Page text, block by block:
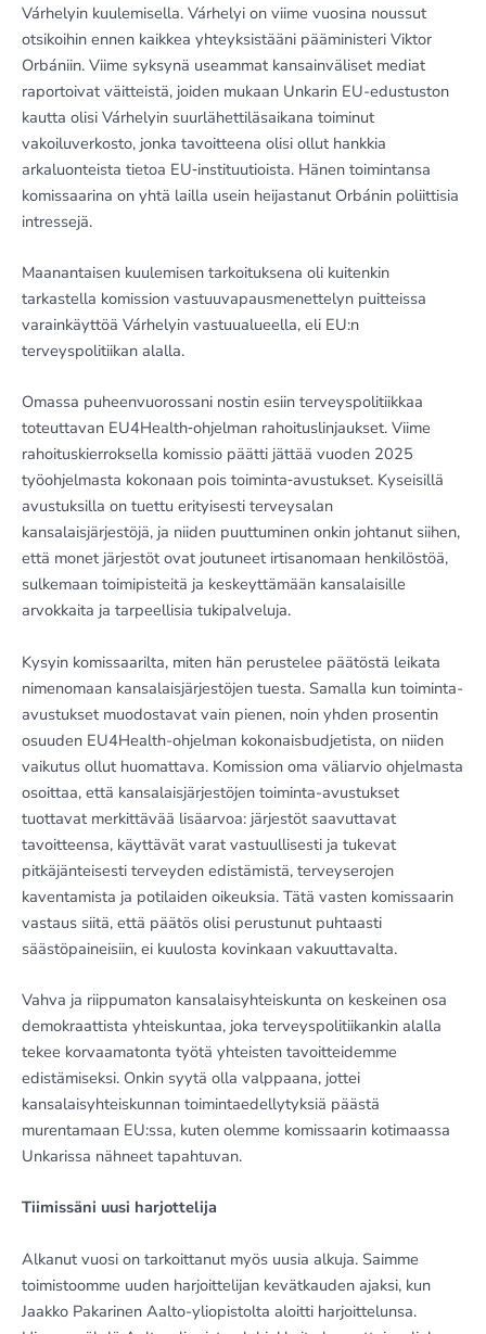
Várhelyin kuulemisella. Várhelyi on viime vuosina noussut
otsikoihin ennen kaikkea yhteyksistääni pääministeri Viktor
Orbániin. Viime syksynä useammat kansainväliset mediat
raportoivat väitteistä, joiden mukaan Unkarin EU-edustuston
kautta olisi Várhelyin suurlähettiläsaikana toiminut
vakoiluverkosto, jonka tavoitteena olisi ollut hankkia
arkaluonteista tietoa EU‑instituutioista. Hänen toimintansa
komissaarina on yhtä lailla usein heijastanut Orbánin poliittisia
intressejä.
Maanantaisen kuulemisen tarkoituksena oli kuitenkin
tarkastella komission vastuuvapausmenettelyn puitteissa
varainkäyttöä Várhelyin vastuualueella, eli EU:n
terveyspolitiikan alalla.
Omassa puheenvuorossani nostin esiin terveyspolitiikkaa
toteuttavan EU4Health‑ohjelman rahoituslinjaukset. Viime
rahoituskierroksella komissio päätti jättää vuoden 2025
työohjelmasta kokonaan pois toiminta‑avustukset. Kyseisillä
avustuksilla on tuettu erityisesti terveysalan
kansalaisjärjestöjä, ja niiden puuttuminen onkin johtanut siihen,
että monet järjestöt ovat joutuneet irtisanomaan henkilöstöä,
sulkemaan toimipisteitä ja keskeyttämään kansalaisille
arvokkaita ja tarpeellisia tukipalveluja.
Kysyin komissaarilta, miten hän perustelee päätöstä leikata
nimenomaan kansalaisjärjestöjen tuesta. Samalla kun toiminta-
avustukset muodostavat vain pienen, noin yhden prosentin
osuuden EU4Health-ohjelman kokonaisbudjetista, on niiden
vaikutus ollut huomattava. Komission oma väliarvio ohjelmasta
osoittaa, että kansalaisjärjestöjen toiminta-avustukset
tuottavat merkittävää lisäarvoa: järjestöt saavuttavat
tavoitteensa, käyttävät varat vastuullisesti ja tukevat
pitkäjänteisesti terveyden edistämistä, terveyserojen
kaventamista ja potilaiden oikeuksia. Tätä vasten komissaarin
vastaus siitä, että päätös olisi perustunut puhtaasti
säästöpaineisiin, ei kuulosta kovinkaan vakuuttavalta.
Vahva ja riippumaton kansalaisyhteiskunta on keskeinen osa
demokraattista yhteiskuntaa, joka terveyspolitiikankin alalla
tekee korvaamatonta työtä yhteisten tavoitteidemme
edistämiseksi. Onkin syytä olla valppaana, jottei
kansalaisyhteiskunnan toimintaedellytyksiä päästä
murentamaan EU:ssa, kuten olemme komissaarin kotimaassa
Unkarissa nähneet tapahtuvan.
Tiimissäni uusi harjottelija
Alkanut vuosi on tarkoittanut myös uusia alkuja. Saimme
toimistoomme uuden harjoittelijan kevätkauden ajaksi, kun
Jaakko Pakarinen Aalto-yliopistolta aloitti harjoittelunsa.